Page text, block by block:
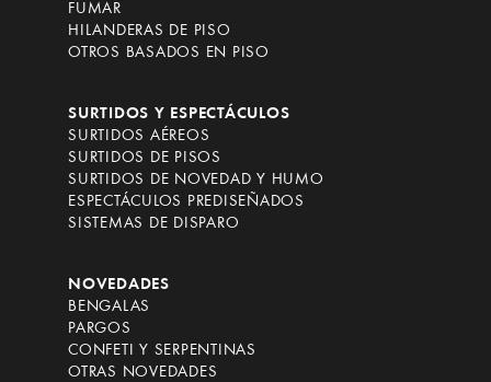
FUMAR
HILANDERAS DE PISO
OTROS BASADOS EN PISO
SURTIDOS Y ESPECTÁCULOS
SURTIDOS AÉREOS
SURTIDOS DE PISOS
SURTIDOS DE NOVEDAD Y HUMO
ESPECTÁCULOS PREDISEÑADOS
SISTEMAS DE DISPARO
NOVEDADES
BENGALAS
PARGOS
CONFETI Y SERPENTINAS
OTRAS NOVEDADES